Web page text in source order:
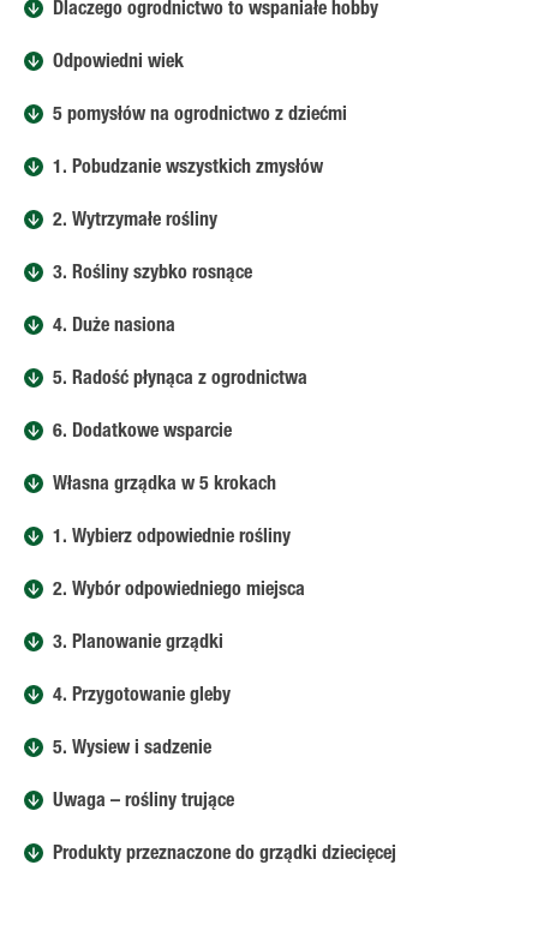
Dlaczego ogrodnictwo to wspaniałe hobby
Odpowiedni wiek
5 pomysłów na ogrodnictwo z dziećmi
1. Pobudzanie wszystkich zmysłów
2. Wytrzymałe rośliny
3. Rośliny szybko rosnące
4. Duże nasiona
5. Radość płynąca z ogrodnictwa
6. Dodatkowe wsparcie
Własna grządka w 5 krokach
1. Wybierz odpowiednie rośliny
2. Wybór odpowiedniego miejsca
3. Planowanie grządki
4. Przygotowanie gleby
5. Wysiew i sadzenie
Uwaga – rośliny trujące
Produkty przeznaczone do grządki dziecięcej